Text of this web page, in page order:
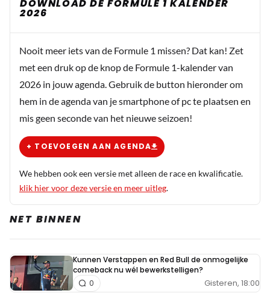
DOWNLOAD DE FORMULE 1 KALENDER
2026
Nooit meer iets van de Formule 1 missen? Dat kan! Zet
met een druk op de knop de Formule 1-kalender van
2026 in jouw agenda. Gebruik de button hieronder om
hem in de agenda van je smartphone of pc te plaatsen en
mis geen seconde van het nieuwe seizoen!
+ TOEVOEGEN AAN AGENDA
We hebben ook een versie met alleen de race en kwalificatie.
klik hier voor deze versie en meer uitleg.
NET BINNEN
Kunnen Verstappen en Red Bull de onmogelijke
comeback nu wél bewerkstelligen?
Gisteren, 18:00
0